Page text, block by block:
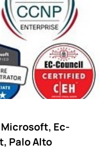
Ec-
Palo Alto